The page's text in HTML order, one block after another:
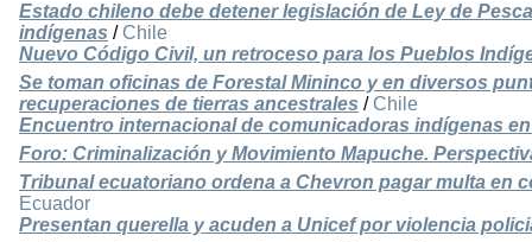
Estado chileno debe detener legislación de Ley de
indígenas / Chile
Nuevo Código Civil, un retroceso para los Pueblos
Se toman oficinas de Forestal Mininco y en diversos
recuperaciones de tierras ancestrales / Chile
Encuentro internacional de comunicadoras indígenas
Foro: Criminalización y Movimiento Mapuche.
Tribunal ecuatoriano ordena a Chevron pagar multa en
Ecuador
Presentan querella y acuden a Unicef por violencia